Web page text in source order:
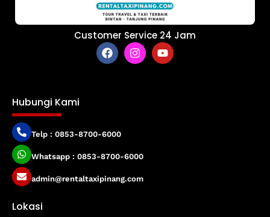
Customer Service 24 Jam
Hubungi Kami
Telp : 0853-8700-6000
Whatsapp : 0853-8700-6000
admin@rentaltaxipinang.com
Lokasi